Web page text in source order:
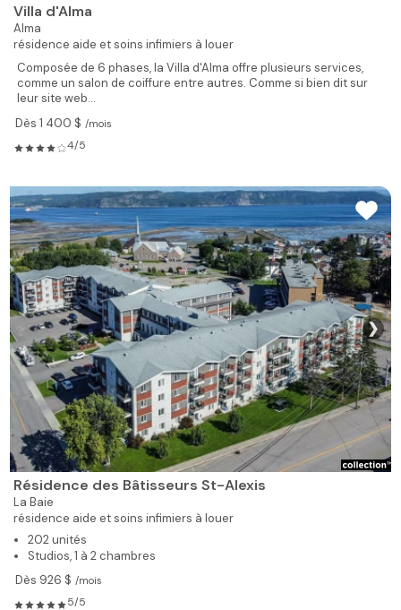
Villa d'Alma
Alma
résidence aide et soins infimiers à louer
Composée de 6 phases, la Villa d'Alma offre plusieurs services,
comme un salon de coiffure entre autres. Comme si bien dit sur
leur site web...
Dès 1 400 $ /mois
4/5
❯
Résidence des Bâtisseurs St-Alexis
La Baie
résidence aide et soins infimiers à louer
202 unités
Studios, 1 à 2 chambres
Dès 926 $ /mois
5/5